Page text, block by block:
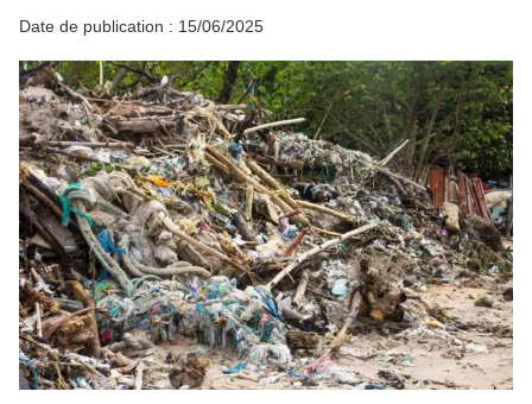
Date de publication : 15/06/2025